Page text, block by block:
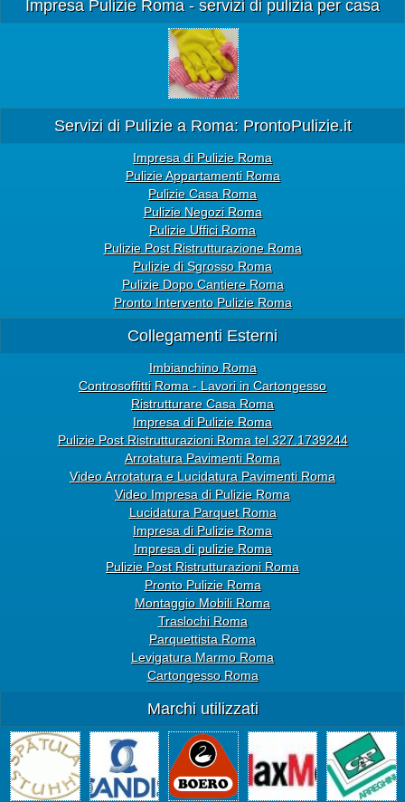
Impresa Pulizie Roma - servizi di pulizia per casa
Servizi di Pulizie a Roma: ProntoPulizie.it
Impresa di Pulizie Roma
Pulizie Appartamenti Roma
Pulizie Casa Roma
Pulizie Negozi Roma
Pulizie Uffici Roma
Pulizie Post Ristrutturazione Roma
Pulizie di Sgrosso Roma
Pulizie Dopo Cantiere Roma
Pronto Intervento Pulizie Roma
Collegamenti Esterni
Imbianchino Roma
Controsoffitti Roma - Lavori in Cartongesso
Ristrutturare Casa Roma
Impresa di Pulizie Roma
Pulizie Post Ristrutturazioni Roma tel 327.1739244
Arrotatura Pavimenti Roma
Video Arrotatura e Lucidatura Pavimenti Roma
Video Impresa di Pulizie Roma
Lucidatura Parquet Roma
Impresa di Pulizie Roma
Impresa di pulizie Roma
Pulizie Post Ristrutturazioni Roma
Pronto Pulizie Roma
Montaggio Mobili Roma
Traslochi Roma
Parquettista Roma
Levigatura Marmo Roma
Cartongesso Roma
Marchi utilizzati